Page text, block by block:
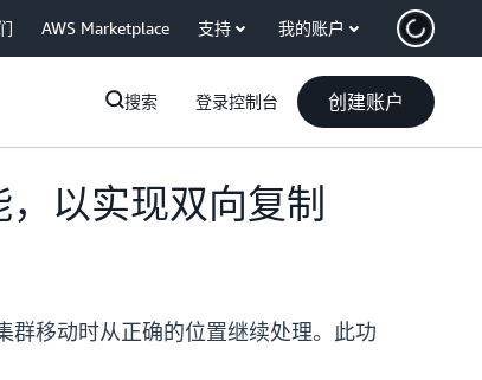
AWS Marketplace 支持 我的账户
搜索 登录控制台 创建账户
以实现双向复制
群移动时从正确的位置继续处理。此功